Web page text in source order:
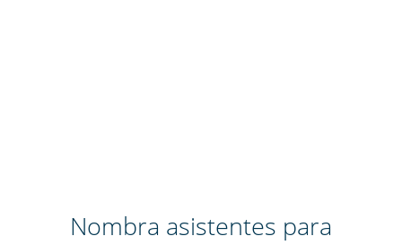
Nombra asistentes para